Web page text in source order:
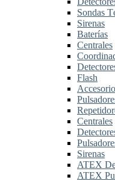
Sondas
Sirenas
Baterías
Centrales
Flash
Centrales
Sirenas
ATEX
ATEX